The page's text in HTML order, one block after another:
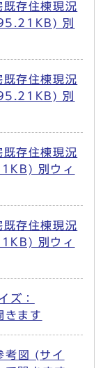
存住棟現況
別
存住棟現況
別
存住棟現況
別ウィ
存住棟現況
別ウィ
ズ：
ます
図 (サイ